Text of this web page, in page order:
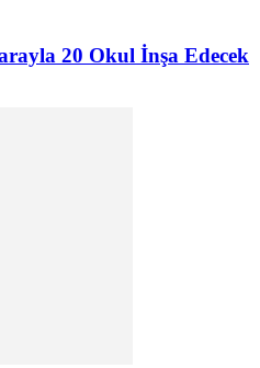
20 Okul İnşa Edecek